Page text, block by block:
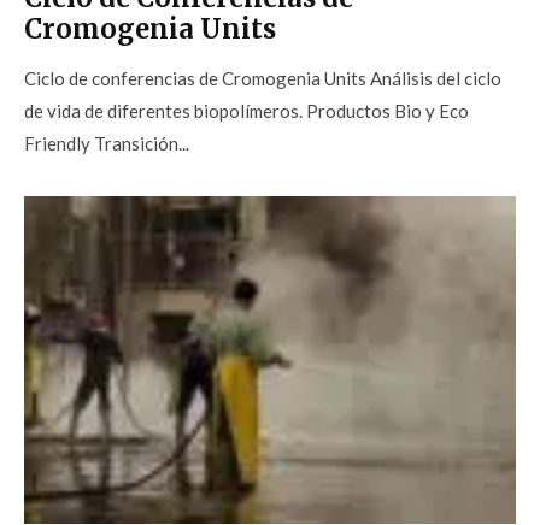
Cromogenia Units
Ciclo de conferencias de Cromogenia Units Análisis del ciclo
de vida de diferentes biopolímeros. Productos Bio y Eco
Friendly Transición...